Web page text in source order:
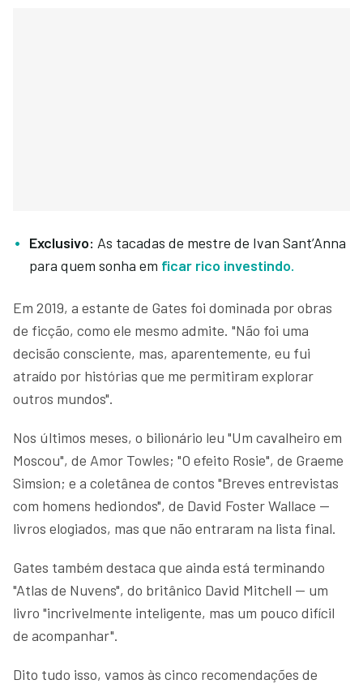
Exclusivo: As tacadas de mestre de Ivan Sant’Anna
para quem sonha em ficar rico investindo.
Em 2019, a estante de Gates foi dominada por obras
de ficção, como ele mesmo admite. "Não foi uma
decisão consciente, mas, aparentemente, eu fui
atraído por histórias que me permitiram explorar
outros mundos".
Nos últimos meses, o bilionário leu "Um cavalheiro em
Moscou", de Amor Towles; "O efeito Rosie", de Graeme
Simsion; e a coletânea de contos "Breves entrevistas
com homens hediondos", de David Foster Wallace —
livros elogiados, mas que não entraram na lista final.
Gates também destaca que ainda está terminando
"Atlas de Nuvens", do britânico David Mitchell — um
livro "incrivelmente inteligente, mas um pouco difícil
de acompanhar".
Dito tudo isso, vamos às cinco recomendações de